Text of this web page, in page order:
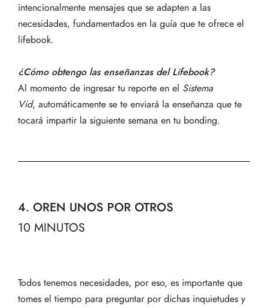
intencionalmente mensajes que se adapten a las
necesidades, fundamentados en la guía que te ofrece el
lifebook.
¿Cómo obtengo las enseñanzas del Lifebook?
Al momento de ingresar tu reporte en el Sistema
Vid, automáticamente se te enviará la enseñanza que te
tocará impartir la siguiente semana en tu bonding.
4. OREN UNOS POR OTROS
10 MINUTOS
Todos tenemos necesidades, por eso, es importante que
tomes el tiempo para preguntar por dichas inquietudes y